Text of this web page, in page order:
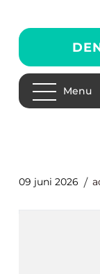
Menu
09 juni 2026